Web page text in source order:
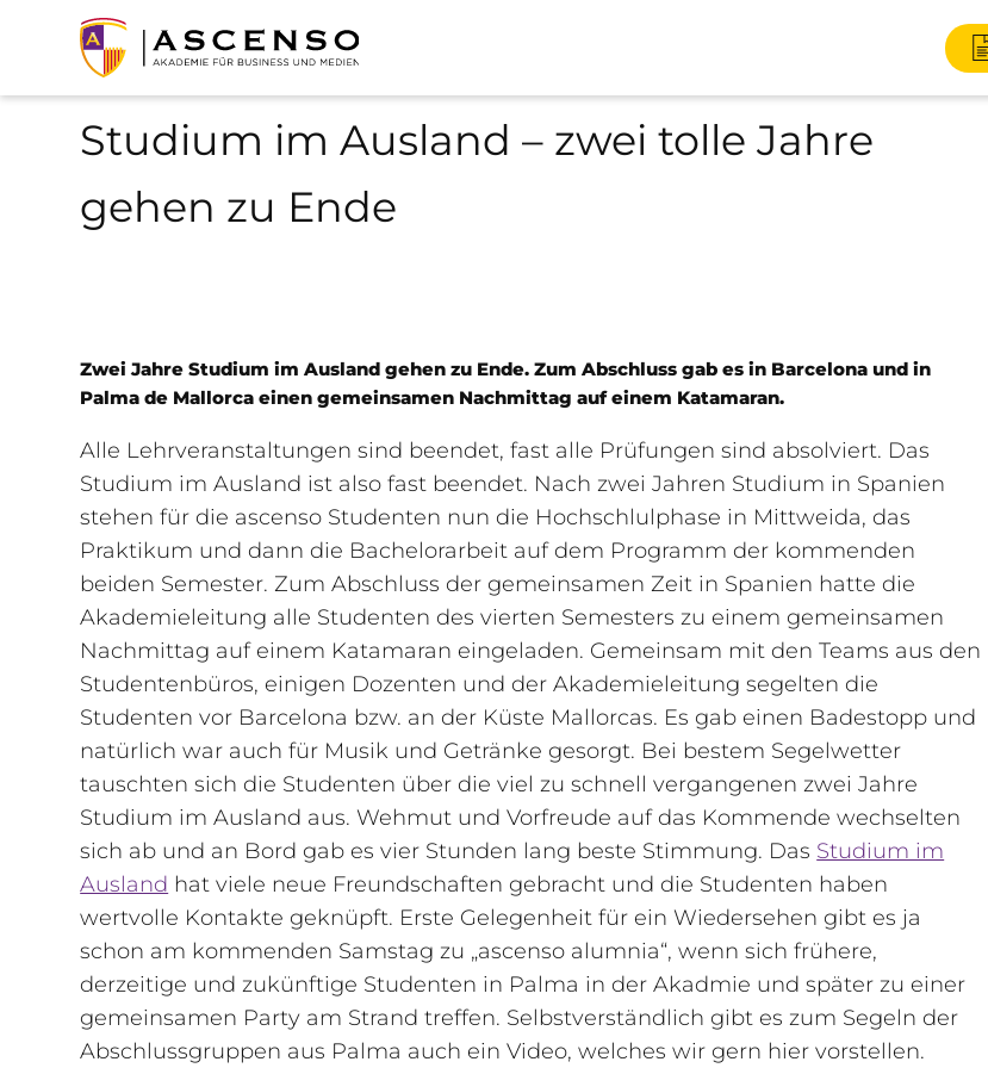
Studium im Ausland – zwei tolle Jahre
gehen zu Ende
Zwei Jahre Studium im Ausland gehen zu Ende. Zum Abschluss gab es in Barcelona und in
Palma de Mallorca einen gemeinsamen Nachmittag auf einem Katamaran.
Alle Lehrveranstaltungen sind beendet, fast alle Prüfungen sind absolviert. Das
Studium im Ausland ist also fast beendet. Nach zwei Jahren Studium in Spanien
stehen für die ascenso Studenten nun die Hochschlulphase in Mittweida, das
Praktikum und dann die Bachelorarbeit auf dem Programm der kommenden
beiden Semester. Zum Abschluss der gemeinsamen Zeit in Spanien hatte die
Akademieleitung alle Studenten des vierten Semesters zu einem gemeinsamen
Nachmittag auf einem Katamaran eingeladen. Gemeinsam mit den Teams aus den
Studentenbüros, einigen Dozenten und der Akademieleitung segelten die
Studenten vor Barcelona bzw. an der Küste Mallorcas. Es gab einen Badestopp und
natürlich war auch für Musik und Getränke gesorgt. Bei bestem Segelwetter
tauschten sich die Studenten über die viel zu schnell vergangenen zwei Jahre
Studium im Ausland aus. Wehmut und Vorfreude auf das Kommende wechselten
sich ab und an Bord gab es vier Stunden lang beste Stimmung. Das Studium im
Ausland hat viele neue Freundschaften gebracht und die Studenten haben
wertvolle Kontakte geknüpft. Erste Gelegenheit für ein Wiedersehen gibt es ja
schon am kommenden Samstag zu „ascenso alumnia“, wenn sich frühere,
derzeitige und zukünftige Studenten in Palma in der Akadmie und später zu einer
gemeinsamen Party am Strand treffen. Selbstverständlich gibt es zum Segeln der
Abschlussgruppen aus Palma auch ein Video, welches wir gern hier vorstellen.